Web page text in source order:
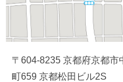
〒604-8235 京都府京都市
町659 京都松田ビル2S